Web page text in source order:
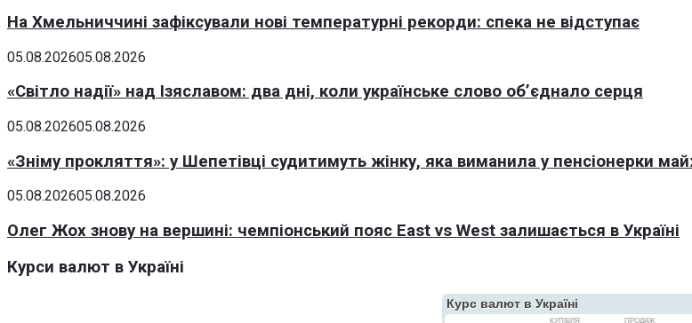
На Хмельниччині зафіксували нові температурні рекорди: спека не відступає
05.08.202605.08.2026
«Світло надії» над Ізяславом: два дні, коли українське слово об’єднало серця
05.08.202605.08.2026
«Зніму прокляття»: у Шепетівці судитимуть жінку, яка виманила у пенсіонерки
05.08.202605.08.2026
Олег Жох знову на вершині: чемпіонський пояс East vs West залишається в Україні
Курси валют в Україні